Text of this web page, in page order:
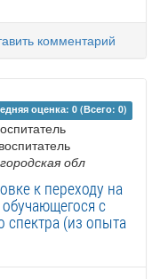
комментарий
оценка: 0 (Всего: 0)
обл
к переходу на
с
спектра (из опыта